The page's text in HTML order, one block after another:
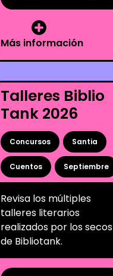
Más información
Talleres Biblio
Tank 2026
Concursos Santia
Cuentos Septiembre
Revisa los múltiples
talleres literarios
realizados por los secos
de Bibliotank.